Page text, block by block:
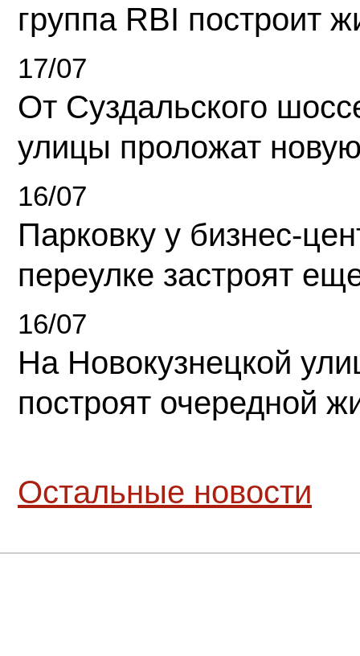
группа RBI построит
17/07
От Суздальского
улицы проложат
16/07
Парковку у бизнес-
переулке застроят
16/07
На Новокузнецкой
построят очередной
Остальные новости